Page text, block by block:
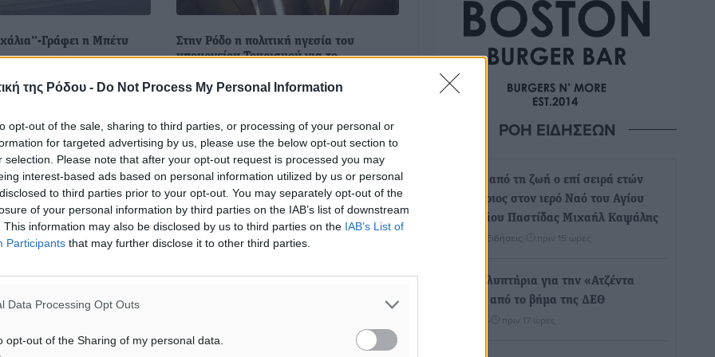
της Ρόδου - Do Not Process My Personal Information
opt-out of the sale, sharing to third parties, or processing of your personal or
for targeted advertising by us, please use the below opt-out section to
selection. Please note that after your opt-out request is processed you may
interest-based ads based on personal information utilized by us or personal
to third parties prior to your opt-out. You may separately opt-out of the
of your personal information by third parties on the IAB’s list of downstream
This information may also be disclosed by us to third parties on the IAB’s List of
Participants that may further disclose it to other third parties.
Data Processing Opt Outs
opt-out of the Sharing of my personal data.
Γράφει η Μπέτυ
από την
δουλειά
τις τελευταίες μέρες
για το στήσιμο του
Στην Ρόδο η πολιτική ηγεσία του
υπουργείου Τουρισμού για το
υπουργείου Τουρισμού στο πλαίσιο
ενημέρωσης των περιφερειών για την
σύσταση του Περιφερειακού ...
13.09.19, 14:55
ΡΟΗ ΕΙΔΗΣΕΩΝ
Έφυγε από τη ζωή ο επί σειρά ετών
εφημέριος στον ιερό Ναό του Αγίου
Νικολάου Παστίδας Μιχαήλ Καψάλης
Τοπικές Ειδήσεις πριν 15 ώρες
Αποκαλυπτήρια για την «Ατζέντα
2030» από το βήμα της ΔΕΘ
πριν 17 ώρες